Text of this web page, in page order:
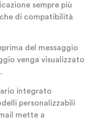
sempre più
di compatibilità
del messaggio
venga visualizzato
integrato
personalizzabili
mette a